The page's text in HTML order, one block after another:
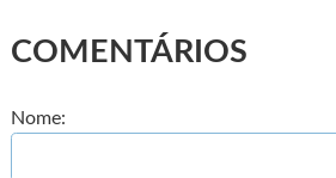
COMENTÁRIOS
Nome: